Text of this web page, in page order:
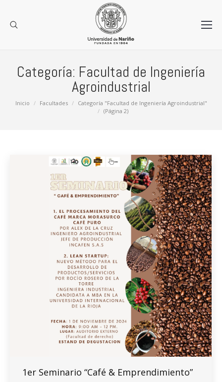
Categoría: Facultad de Ingeniería
Agroindustrial
Estás aquí:
Inicio Facultades
Categoría "Facultad de Ingeniería Agroindustrial"
(Página 2)
1er Seminario “Café & Emprendimiento”